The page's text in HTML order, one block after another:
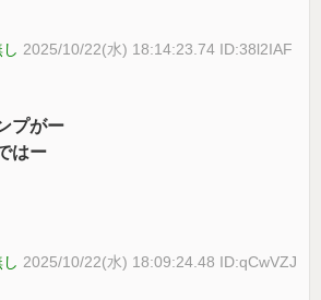
2025/10/22(水) 18:14:23.74 ID:38l2IAF
プがー
はー
2025/10/22(水) 18:09:24.48 ID:qCwVZJ